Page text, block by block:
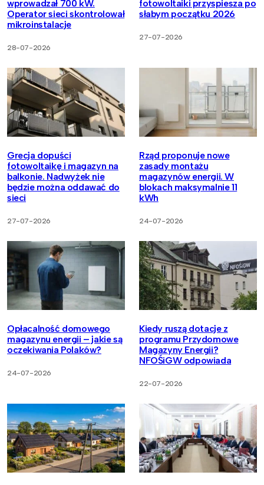
wprowadzał 700 kW.
Operator sieci skontrolował
mikroinstalacje
28-07-2026
fotowoltaiki przyspiesza po
słabym początku 2026
27-07-2026
Grecja dopuści
fotowoltaikę i magazyn na
balkonie. Nadwyżek nie
będzie można oddawać do
sieci
27-07-2026
Rząd proponuje nowe
zasady montażu
magazynów energii. W
blokach maksymalnie 11
kWh
24-07-2026
Opłacalność domowego
magazynu energii – jakie są
oczekiwania Polaków?
24-07-2026
Kiedy ruszą dotacje z
programu Przydomowe
Magazyny Energii?
NFOŚiGW odpowiada
22-07-2026